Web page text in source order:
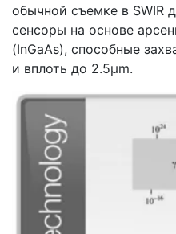
обычной съемке в SWIR
сенсоры на основе
(InGaAs), способные
и вплоть до 2.5μm.